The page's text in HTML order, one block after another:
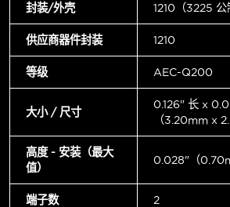
封装/外壳 1210（3225 公
供应商器件封装 1210
等级 AEC-Q200
大小 / 尺寸
0.126" 长 x
（3.20mm x
高度 - 安装（最大
值）
0.028"（
端子数 2